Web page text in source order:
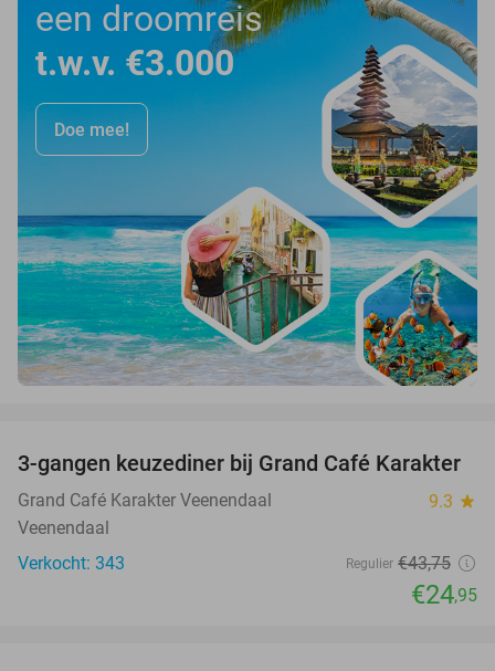
een droomreis
t.w.v. €3.000
Doe mee!
43%
3-gangen keuzediner bij Grand Café Karakter
Grand Café Karakter Veenendaal 9.3 star
Veenendaal
Verkocht: 343
Regulier €43,75
€24,95